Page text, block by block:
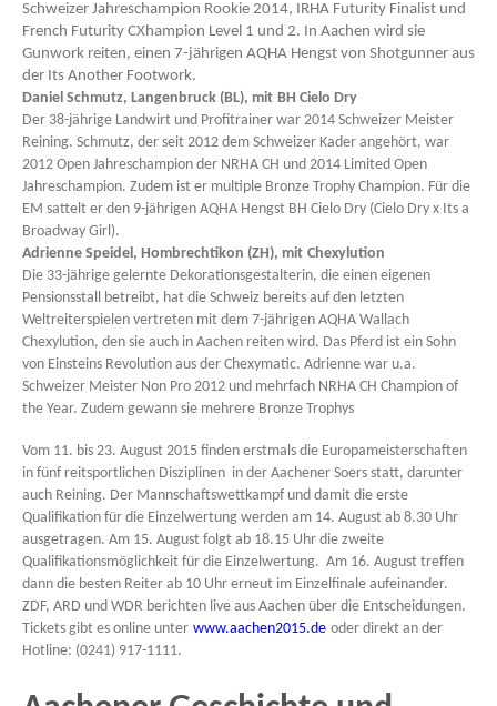
Schweizer Jahreschampion Rookie 2014, IRHA Futurity Finalist und
French Futurity CXhampion Level 1 und 2. In Aachen wird sie
Gunwork reiten, einen 7-jährigen AQHA Hengst von Shotgunner aus
der Its Another Footwork.
Daniel Schmutz, Langenbruck (BL), mit BH Cielo Dry
Der 38-jährige Landwirt und Profitrainer war 2014 Schweizer Meister
Reining. Schmutz, der seit 2012 dem Schweizer Kader angehört, war
2012 Open Jahreschampion der NRHA CH und 2014 Limited Open
Jahreschampion. Zudem ist er multiple Bronze Trophy Champion. Für die
EM sattelt er den 9-jährigen AQHA Hengst BH Cielo Dry (Cielo Dry x Its a
Broadway Girl).
Adrienne Speidel, Hombrechtikon (ZH), mit Chexylution
Die 33-jährige gelernte Dekorationsgestalterin, die einen eigenen
Pensionsstall betreibt, hat die Schweiz bereits auf den letzten
Weltreiterspielen vertreten mit dem 7-jährigen AQHA Wallach
Chexylution, den sie auch in Aachen reiten wird. Das Pferd ist ein Sohn
von Einsteins Revolution aus der Chexymatic. Adrienne war u.a.
Schweizer Meister Non Pro 2012 und mehrfach NRHA CH Champion of
the Year. Zudem gewann sie mehrere Bronze Trophys
Vom 11. bis 23. August 2015 finden erstmals die Europameisterschaften
in fünf reitsportlichen Disziplinen in der Aachener Soers statt, darunter
auch Reining. Der Mannschaftswettkampf und damit die erste
Qualifikation für die Einzelwertung werden am 14. August ab 8.30 Uhr
ausgetragen. Am 15. August folgt ab 18.15 Uhr die zweite
Qualifikationsmöglichkeit für die Einzelwertung. Am 16. August treffen
dann die besten Reiter ab 10 Uhr erneut im Einzelfinale aufeinander.
ZDF, ARD und WDR berichten live aus Aachen über die Entscheidungen.
Tickets gibt es online unter www.aachen2015.de oder direkt an der
Hotline: (0241) 917-1111.